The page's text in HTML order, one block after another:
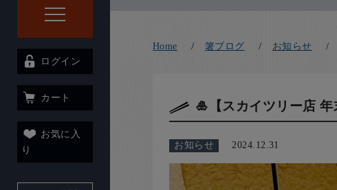
ログイン
カート
お気に入
り
Home 箸ブログ お知らせ
🎍【スカイツリー店
お知らせ 2024.12.31